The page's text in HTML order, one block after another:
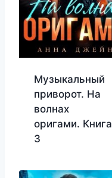
Музыкальный
приворот. На
волнах
оригами. Книга
3